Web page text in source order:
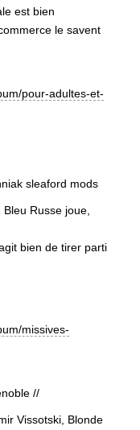
est bien
le savent
pour-adultes-et-
sleaford mods
Russe joue,
bien de tirer parti
missives-
//
Vissotski, Blonde